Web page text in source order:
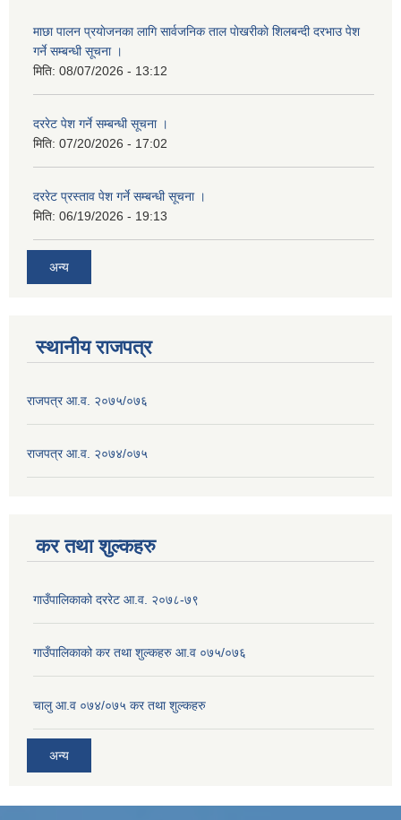
माछा पालन प्रयाेजनका लागि सार्वजनिक ताल पाेखरीकाे शिलबन्दी दरभाउ पेश
गर्ने सम्बन्धी सूचना ।
मिति: 08/07/2026 - 13:12
दररेट पेश गर्ने सम्बन्धी सूचना ।
मिति: 07/20/2026 - 17:02
दररेट प्रस्ताव पेश गर्ने सम्बन्धी सूचना ।
मिति: 06/19/2026 - 19:13
अन्य
स्थानीय राजपत्र
राजपत्र आ.व. २०७५/०७६
राजपत्र आ.व. २०७४/०७५
कर तथा शुल्कहरु
गाउँपालिकाको दररेट आ.व. २०७८-७९
गाउँपालिकाको कर तथा शुल्कहरु आ.व ०७५/०७६
चालु आ.व ०७४/०७५ कर तथा शुल्कहरु
अन्य